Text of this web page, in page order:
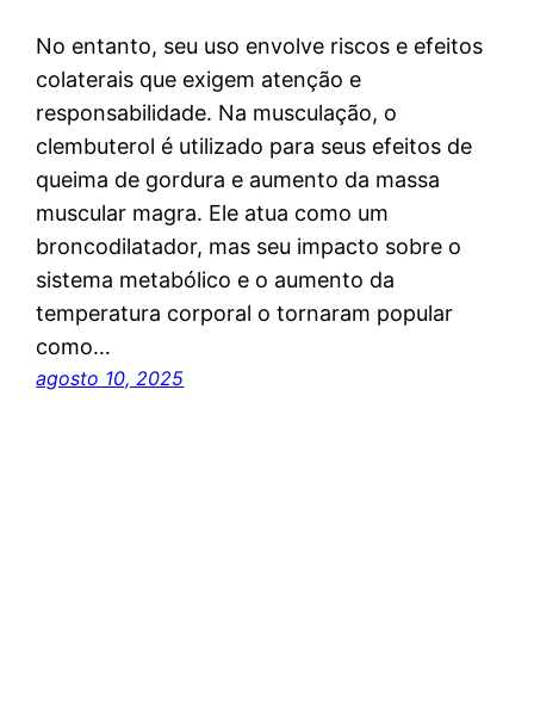
No entanto, seu uso envolve riscos e efeitos
colaterais que exigem atenção e
responsabilidade. Na musculação, o
clembuterol é utilizado para seus efeitos de
queima de gordura e aumento da massa
muscular magra. Ele atua como um
broncodilatador, mas seu impacto sobre o
sistema metabólico e o aumento da
temperatura corporal o tornaram popular
como…
agosto 10, 2025